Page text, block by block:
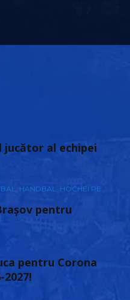
jucător al echipei
HANDBAL
HOCHEI PE
pentru
pentru Corona